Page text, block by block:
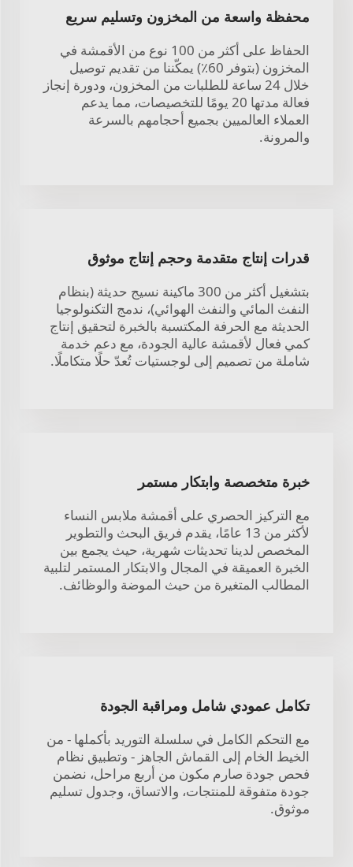
محفظة واسعة من المخزون وتسليم سريع
الحفاظ على أكثر من 100 نوع من الأقمشة في
المخزون (بتوفر 60٪) يمكّننا من تقديم توصيل
خلال 24 ساعة للطلبات من المخزون، ودورة إنجاز
فعالة مدتها 20 يومًا للتخصيصات، مما يدعم
العملاء العالميين بجميع أحجامهم بالسرعة
والمرونة.
قدرات إنتاج متقدمة وحجم إنتاج موثوق
بتشغيل أكثر من 300 ماكينة نسيج حديثة (بنظام
النفث المائي والنفث الهوائي)، ندمج التكنولوجيا
الحديثة مع الحرفة المكتسبة بالخبرة لتحقيق إنتاج
كمي فعال لأقمشة عالية الجودة، مع دعم خدمة
شاملة من تصميم إلى لوجستيات تُعدّ حلًا متكاملًا.
خبرة متخصصة وابتكار مستمر
مع التركيز الحصري على أقمشة ملابس النساء
لأكثر من 13 عامًا، يقدم فريق البحث والتطوير
المخصص لدينا تحديثات شهرية، حيث يجمع بين
الخبرة العميقة في المجال والابتكار المستمر لتلبية
المطالب المتغيرة من حيث الموضة والوظائف.
تكامل عمودي شامل ومراقبة الجودة
مع التحكم الكامل في سلسلة التوريد بأكملها - من
الخيط الخام إلى القماش الجاهز - وتطبيق نظام
فحص جودة صارم مكون من أربع مراحل، نضمن
جودة متفوقة للمنتجات، والاتساق، وجدول تسليم
موثوق.